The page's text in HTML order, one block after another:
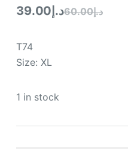
د.إ60.00د.إ 39.00
T74
Size: XL
1 in stock